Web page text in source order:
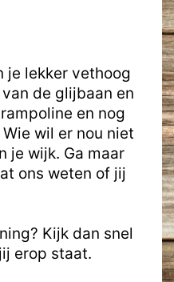
je lekker vethoog
de glijbaan en
en nog
wil er nou niet
je wijk. Ga maar
ons weten of jij
Kijk dan snel
erop staat.